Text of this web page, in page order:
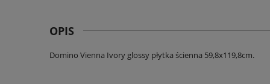
OPIS
Domino Vienna Ivory glossy płytka ścienna 59,8x119,8cm.